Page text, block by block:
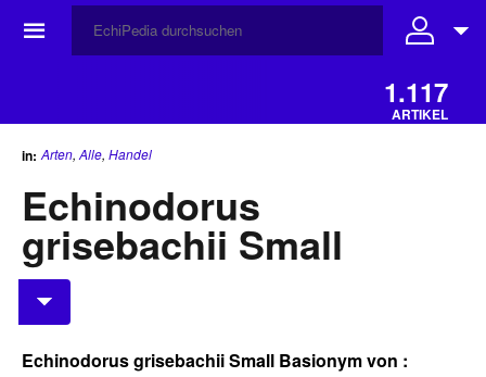
☰
1.117
ARTIKEL
in: Arten, Alle, Handel
Echinodorus
grisebachii Small
Echinodorus grisebachii Small Basionym von :